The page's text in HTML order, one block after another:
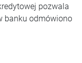
pozwala
banku odmówiono